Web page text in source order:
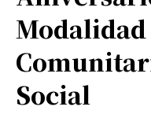
Social